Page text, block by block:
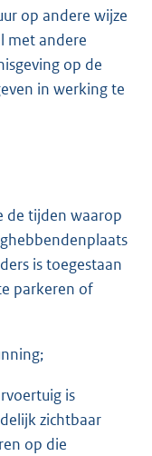
op andere wijze
met andere
op de
in werking te
de tijden waarop
is toegestaan
parkeren of
is
zichtbaar
op die